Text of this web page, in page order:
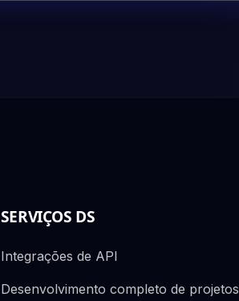
SERVIÇOS DS
Integrações de API
Desenvolvimento completo de projetos